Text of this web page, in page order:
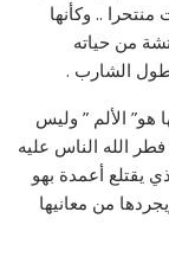
.. وكأنها
من حياته
الشارب .
هو” الألم ” وليس
الله الناس عليه
يقتلع أعمدة بهو
من معانيها